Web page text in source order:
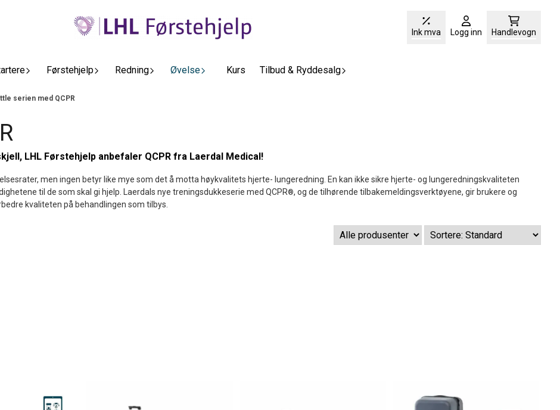
Ink mva Logg inn Handlevogn
Førstehjelp Redning Øvelse Kurs Tilbud & Ryddesalg
serien med QCPR
LHL Førstehjelp anbefaler QCPR fra Laerdal Medical!
men ingen betyr like mye som det å motta høykvalitets hjerte- lungeredning. En kan ikke sikre hjerte- og lungeredningskvaliteten
til de som skal gi hjelp. Laerdals nye treningsdukkeserie med QCPR®, og de tilhørende tilbakemeldingsverktøyene, gir brukere og
kvaliteten på behandlingen som tilbys.